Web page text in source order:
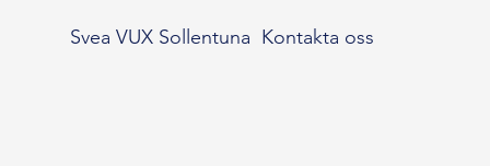
Svea VUX Sollentuna Kontakta oss